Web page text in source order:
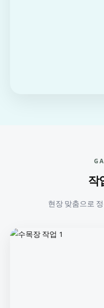
작
현장 맞춤으로